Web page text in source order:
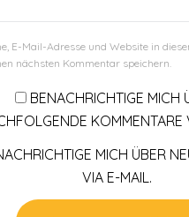
E-Mail-Adresse und Website in
nächsten Kommentar speichern.
BENACHRICHTIGE MICH
KOMMENTARE
MICH ÜBER
VIA E-MAIL.